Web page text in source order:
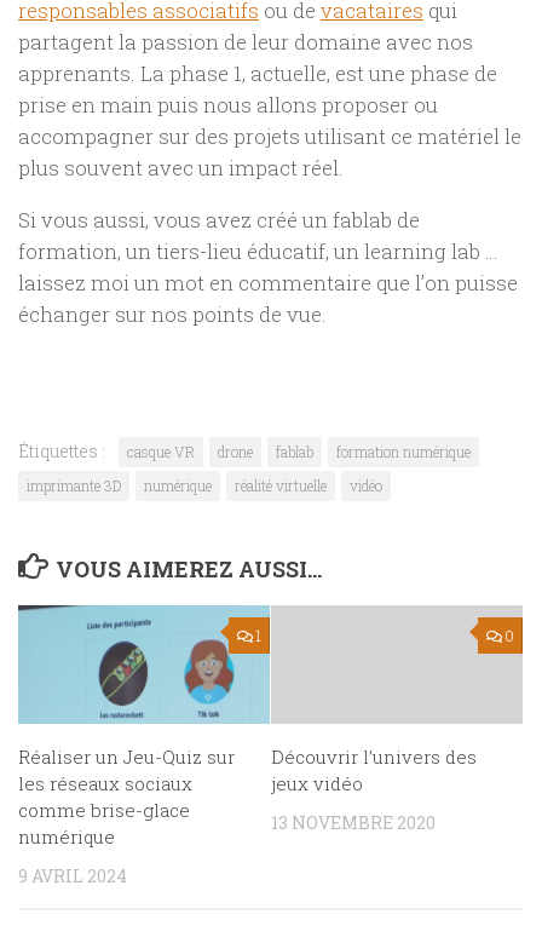
responsables associatifs ou de vacataires qui
partagent la passion de leur domaine avec nos
apprenants. La phase 1, actuelle, est une phase de
prise en main puis nous allons proposer ou
accompagner sur des projets utilisant ce matériel le
plus souvent avec un impact réel.
Si vous aussi, vous avez créé un fablab de
formation, un tiers-lieu éducatif, un learning lab …
laissez moi un mot en commentaire que l’on puisse
échanger sur nos points de vue.
Étiquettes : casque VR drone fablab
formation numérique
imprimante 3D
numérique réalité virtuelle vidéo
VOUS AIMEREZ AUSSI...
1
Réaliser un Jeu-Quiz sur
les réseaux sociaux
comme brise-glace
numérique
9 AVRIL 2024
0
Découvrir l’univers des
jeux vidéo
13 NOVEMBRE 2020